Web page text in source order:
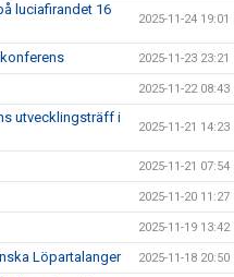
luciafirandet 16
2025-11-24 19:01
2025-11-23 23:21
2025-11-22 08:43
utvecklingsträff i
2025-11-21 14:23
2025-11-21 07:54
2025-11-20 11:27
2025-11-19 13:42
Löpartalanger 2025-11-18 20:50